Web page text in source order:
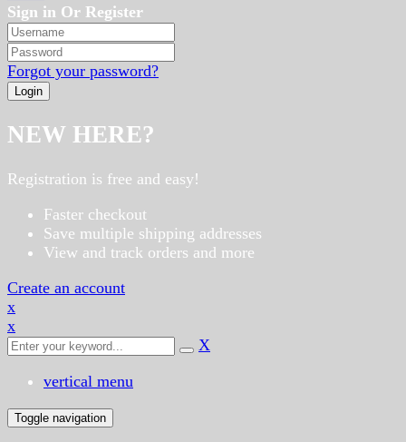
Sign in Or Register
Forgot your password?
NEW HERE?
Registration is free and easy!
Faster checkout
Save multiple shipping addresses
View and track orders and more
Create an account
x
x
X
vertical menu
Toggle navigation